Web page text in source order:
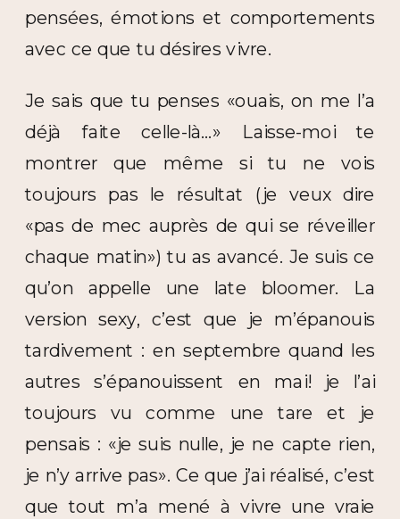
pensées, émotions et comportements
avec ce que tu désires vivre.
Je sais que tu penses «ouais, on me l’a
déjà faite celle-là…» Laisse-moi te
montrer que même si tu ne vois
toujours pas le résultat (je veux dire
«pas de mec auprès de qui se réveiller
chaque matin») tu as avancé. Je suis ce
qu’on appelle une late bloomer. La
version sexy, c’est que je m’épanouis
tardivement : en septembre quand les
autres s’épanouissent en mai! je l’ai
toujours vu comme une tare et je
pensais : «je suis nulle, je ne capte rien,
je n’y arrive pas». Ce que j’ai réalisé, c’est
que tout m’a mené à vivre une vraie